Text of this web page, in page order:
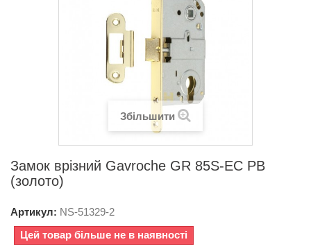
Збільшити
Замок врізний Gavroche GR 85S-EC PB
(золото)
Артикул: NS-51329-2
Цей товар більше не в наявності